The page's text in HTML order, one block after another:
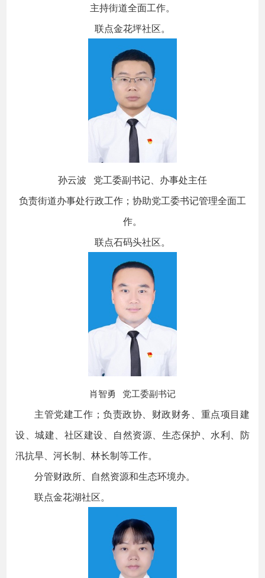
主持街道全面工作。
联点金花坪社区。
孙云波 党工委副书记、办事处主任
负责街道办事处行政工作；协助党工委书记管理全面工
作。
联点石码头社区。
肖智勇 党工委副书记
主管党建工作；负责政协、财政财务、重点项目建
设、城建、社区建设、自然资源、生态保护、水利、防
汛抗旱、河长制、林长制等工作。
分管财政所、自然资源和生态环境办。
联点金花湖社区。